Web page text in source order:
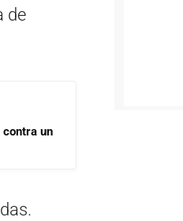
de
un